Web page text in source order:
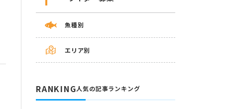
魚種別
エリア別
RANKING人気の記事ランキング